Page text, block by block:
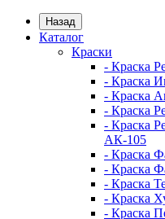
Назад
Каталог
Краски
- Краска
- Краска
- Краска
- Краска
- Краска
АК-105
- Краска
- Краска
- Краска
- Краска
- Краска